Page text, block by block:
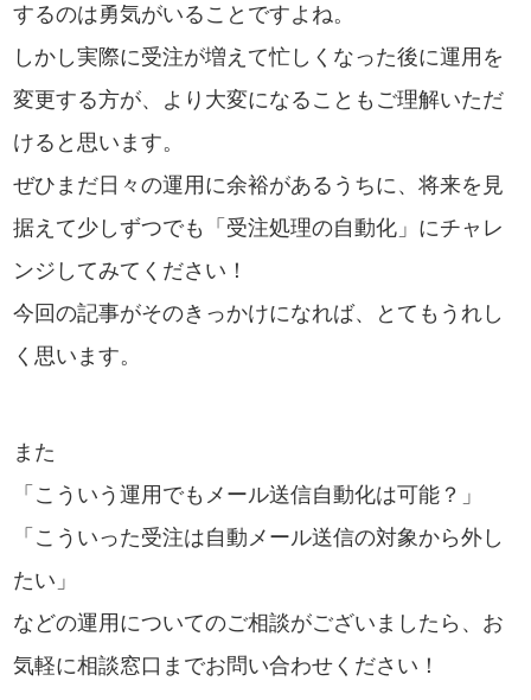
するのは勇気がいることですよね。
しかし実際に受注が増えて忙しくなった後に運用を
変更する方が、より大変になることもご理解いただ
けると思います。
ぜひまだ日々の運用に余裕があるうちに、将来を見
据えて少しずつでも「受注処理の自動化」にチャレ
ンジしてみてください！
今回の記事がそのきっかけになれば、とてもうれし
く思います。
また
「こういう運用でもメール送信自動化は可能？」
「こういった受注は自動メール送信の対象から外し
たい」
などの運用についてのご相談がございましたら、お
気軽に相談窓口までお問い合わせください！